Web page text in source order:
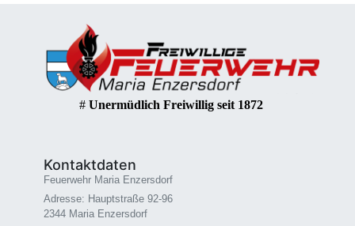
# Unermüdlich Freiwillig seit 1872
Kontaktdaten
Feuerwehr Maria Enzersdorf
Adresse: Hauptstraße 92-96
2344 Maria Enzersdorf